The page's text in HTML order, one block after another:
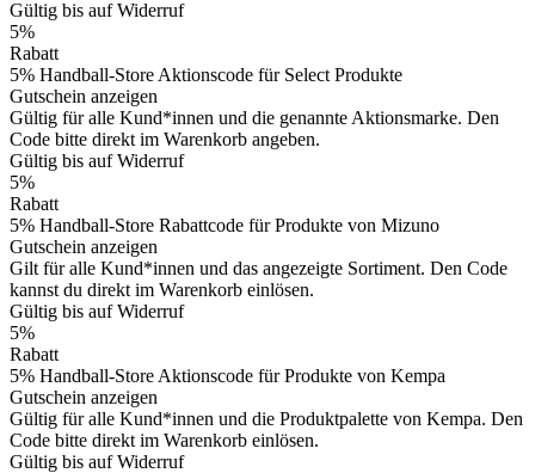
Gültig bis auf Widerruf
5%
Rabatt
5% Handball-Store Aktionscode für Select Produkte
Gutschein anzeigen
Gültig für alle Kund*innen und die genannte Aktionsmarke. Den
Code bitte direkt im Warenkorb angeben.
Gültig bis auf Widerruf
5%
Rabatt
5% Handball-Store Rabattcode für Produkte von Mizuno
Gutschein anzeigen
Gilt für alle Kund*innen und das angezeigte Sortiment. Den Code
kannst du direkt im Warenkorb einlösen.
Gültig bis auf Widerruf
5%
Rabatt
5% Handball-Store Aktionscode für Produkte von Kempa
Gutschein anzeigen
Gültig für alle Kund*innen und die Produktpalette von Kempa. Den
Code bitte direkt im Warenkorb einlösen.
Gültig bis auf Widerruf